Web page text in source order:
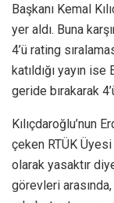
Başkanı Kemal
yer aldı. Buna
4’ü rating
katıldığı yayın
geride bırakarak
Kılıçdaroğlu’nun
çeken RTÜK Üyesi
olarak yasaktır
görevleri arasında,